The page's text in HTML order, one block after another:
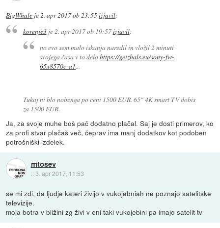
BigWhale je 2. apr 2017 ob 23:55izjavil:
korenje3je2. apr 2017 ob 19:57izjavil:
no evo sem malo iskanja naredil in vložil 2 minuti
svojega časa v to delohttps://geizhals.eu/sony-fw-
65x8570c-a1...
Tukaj ni blo nobenga po ceni 1500 EUR. 65" 4K smart TV dobis
za 1500 EUR.
Ja, za svoje muhe boš pač dodatno plačal. Saj je dosti primerov, ko
za profi stvar plačaš več, čeprav ima manj dodatkov kot podoben
potrošniški izdelek.
mtosev
::3. apr 2017, 11:53
se mi zdi, da ljudje kateri živijo v vukojebniah ne poznajo satelitske
televizije.
moja botra v bližini zg živi v eni taki vukojebini pa imajo satelit tv